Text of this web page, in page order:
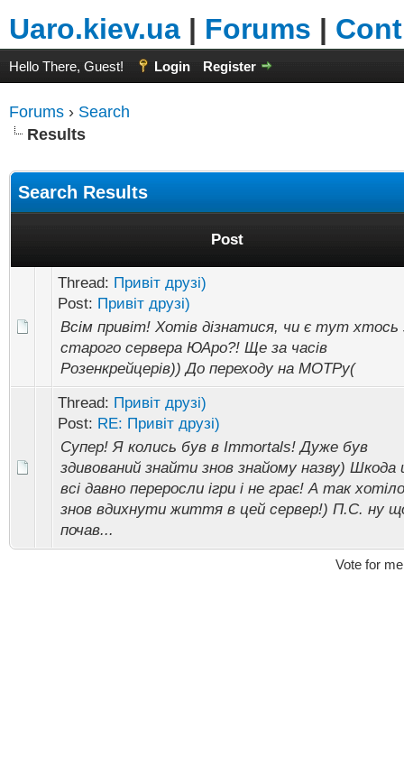
Uaro.kiev.ua | Forums |
Hello There, Guest! Login Register
Forums › Search
Results
Search Results
Post
Thread: Привіт друзі)
Post: Привіт друзі)
Всім привіт! Хотів дізнатися, чи є тут хтось
старого сервера ЮАро?! Ще за часів
Розенкрейцерів)) До переходу на МОТРу(
Thread: Привіт друзі)
Post: RE: Привіт друзі)
Супер! Я колись був в Immortals! Дуже був
здивований знайти знов знайому назву) Шкода
всі давно переросли ігри і не грає! А так
знов вдихнути життя в цей сервер!) П.С. ну
почав...
Vote for